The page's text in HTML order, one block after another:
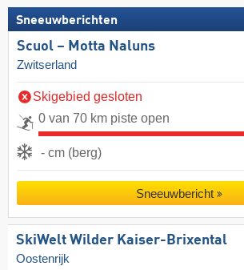
Sneeuwberichten
Scuol – Motta Naluns
Zwitserland
Skigebied gesloten
0 van 70 km piste open
- cm (berg)
Sneeuwbericht
SkiWelt Wilder Kaiser-Brixental
Oostenrijk